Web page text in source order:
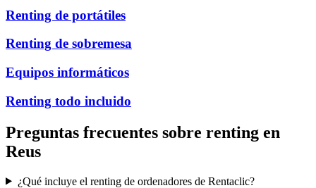
Renting de portátiles
Renting de sobremesa
Equipos informáticos
Renting todo incluido
Preguntas frecuentes sobre renting en
Reus
¿Qué incluye el renting de ordenadores de Rentaclic?